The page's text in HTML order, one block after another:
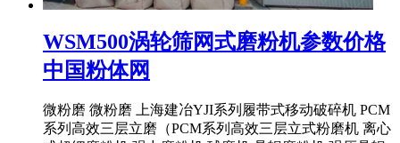
WSM500涡轮筛网式磨粉机参数价格
中国粉体网
微粉磨 微粉磨 上海建冶YJI系列履带式移动破碎机 PCM
系列高效三层立磨（PCM系列高效三层立式粉磨机 离心